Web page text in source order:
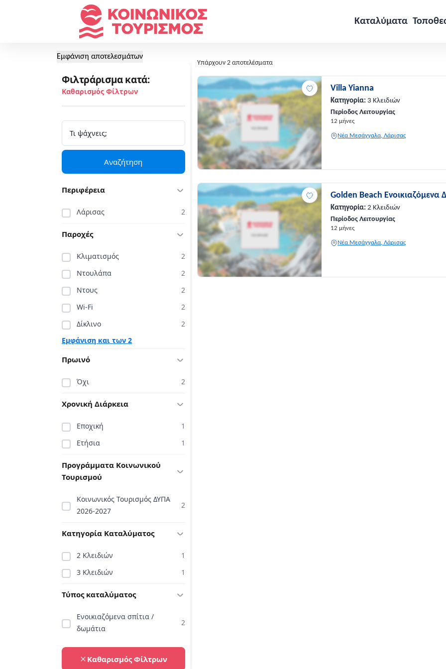
Καταλύματα
Εμφάνιση αποτελεσμάτων
Φιλτράρισμα κατά:
Καθαρισμός Φίλτρων
Αναζήτηση
Περιφέρεια
Λάρισας 2
Παροχές
Κλιματισμός
2
Ντουλάπα
2
Ντους
2
Wi-Fi
2
Δίκλινο
2
Εμφάνιση και των 2
Πρωινό
Όχι 2
Χρονική Διάρκεια
Εποχική
1
Ετήσια
1
Προγράμματα Κοινωνικού
Τουρισμού
Κοινωνικός Τουρισμός ΔΥΠΑ
2026-2027
2
Κατηγορία Καταλύματος
2 Κλειδιών
1
3 Κλειδιών
1
Τύπος καταλύματος
Ενοικιαζόμενα σπίτια /
δωμάτια
2
Καθαρισμός Φίλτρων
Υπάρχουν 2 αποτελέσματα
Villa Yianna
Κατηγορία: 3 Κλειδιών
Περίοδος Λειτουργίας
12 μήνες
Νέα Μεσάγγαλα, Λάρισας
Golden Beach Ενοικιαζόμενα
Κατηγορία: 2 Κλειδιών
Περίοδος Λειτουργίας
12 μήνες
Νέα Μεσάγγαλα, Λάρισας